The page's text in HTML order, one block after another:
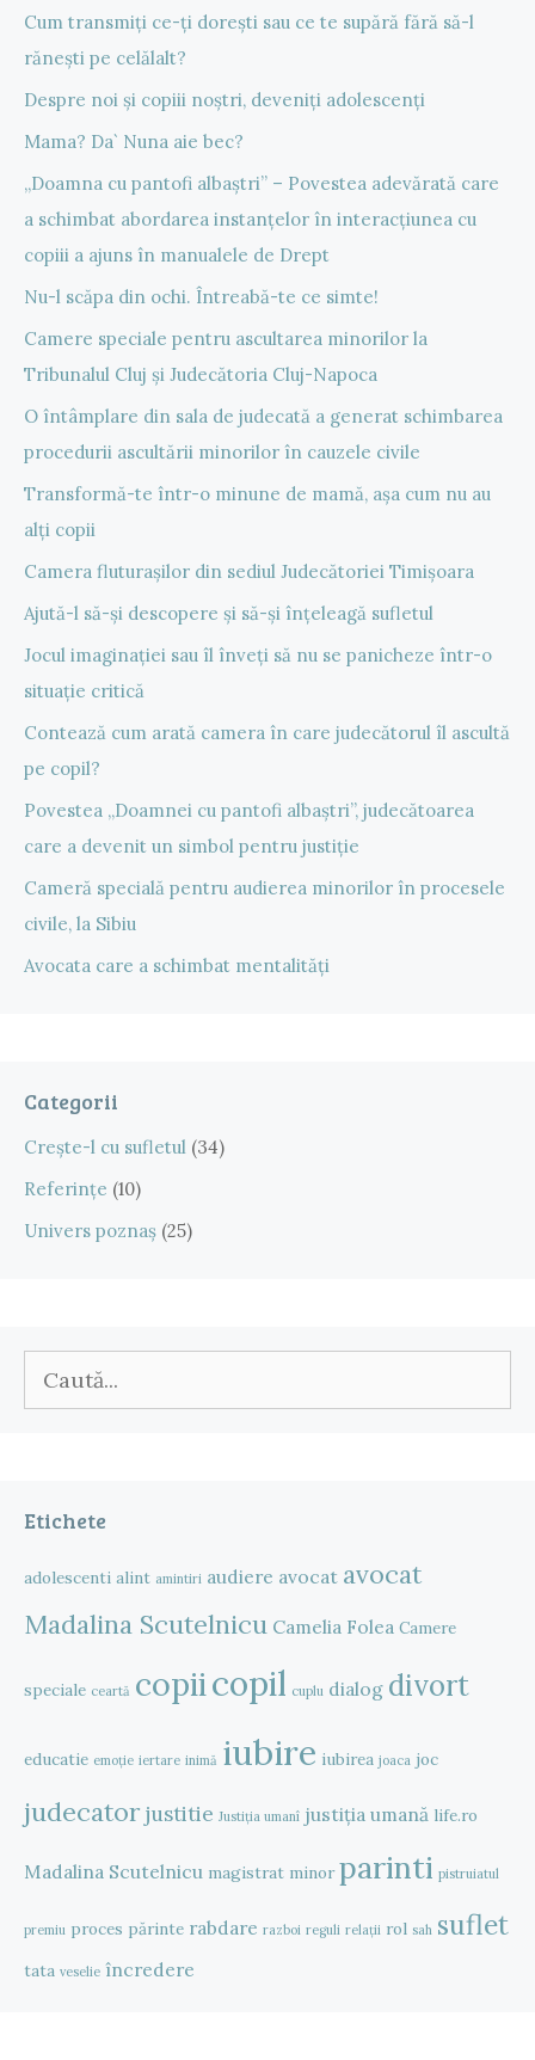
Cum transmiți ce-ți dorești sau ce te supără fără să-l
rănești pe celălalt?
Despre noi și copiii noștri, deveniți adolescenți
Mama? Da` Nuna aie bec?
„Doamna cu pantofi albaștri” – Povestea adevărată care
a schimbat abordarea instanțelor în interacțiunea cu
copiii a ajuns în manualele de Drept
Nu-l scăpa din ochi. Întreabă-te ce simte!
Camere speciale pentru ascultarea minorilor la
Tribunalul Cluj și Judecătoria Cluj-Napoca
O întâmplare din sala de judecată a generat schimbarea
procedurii ascultării minorilor în cauzele civile
Transformă-te într-o minune de mamă, așa cum nu au
alți copii
Camera fluturașilor din sediul Judecătoriei Timișoara
Ajută-l să-și descopere și să-și înțeleagă sufletul
Jocul imaginației sau îl înveți să nu se panicheze într-o
situație critică
Contează cum arată camera în care judecătorul îl ascultă
pe copil?
Povestea „Doamnei cu pantofi albaștri”, judecătoarea
care a devenit un simbol pentru justiție
Cameră specială pentru audierea minorilor în procesele
civile, la Sibiu
Avocata care a schimbat mentalități
Categorii
Crește-l cu sufletul (34)
Referințe (10)
Univers poznaș (25)
după:
Etichete
adolescenti alint amintiri audiere avocat avocat
Madalina Scutelnicu Camelia Folea Camere
speciale ceartă copiicopil cuplu dialog divort
educatie emoție iertare inimă iubire iubirea joaca joc
judecator justitie Justiția umanî justiția umană life.ro
Madalina Scutelnicu magistrat minor parinti pistruiatul
premiu proces părinte rabdare razboi reguli relații rol sah suflet
tata veselie încredere